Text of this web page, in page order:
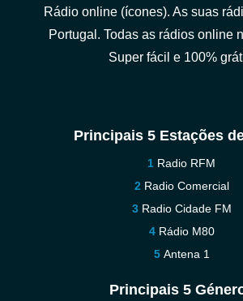
Rádio online (ícones). As suas
Portugal. Todas as rádios online
Super fácil e 100%
Principais 5 Estações
Radio RFM
Radio Comercial
Radio Cidade FM
Rádio M80
Antena 1
Principais 5